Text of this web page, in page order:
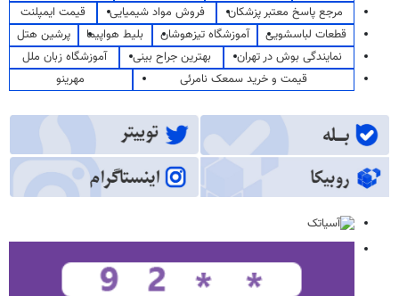
مرجع پاسخ معتبر پزشکان
فروش مواد شیمیایی
قیمت ایمپلنت
قطعات لباسشویی
آموزشگاه تیزهوشان بلیط هواپیما
پرشین هتل
نمایندگی بوش در تهران
بهترین جراح بینی
آموزشگاه زبان ملل
قیمت و خرید سمعک نامرئی
مهرینو